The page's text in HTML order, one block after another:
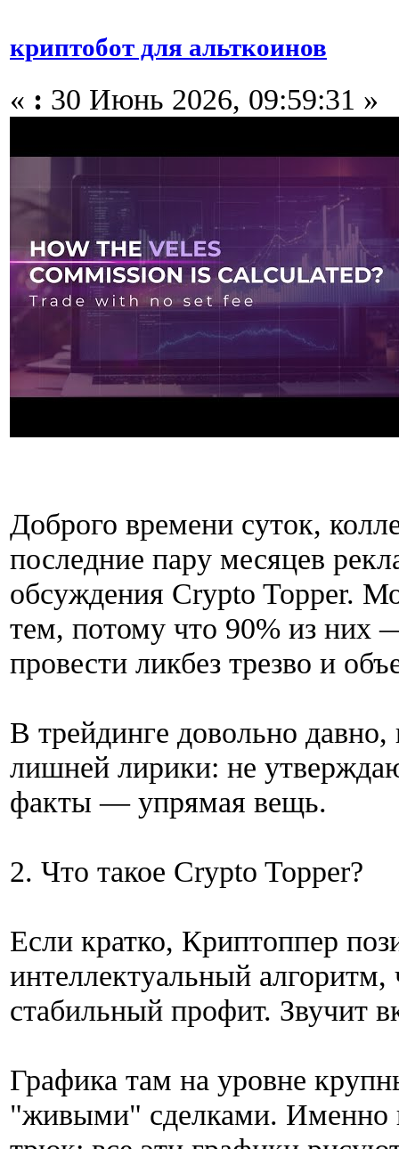
криптобот для альткоинов
« : 30 Июнь 2026, 09:59:31 »
Доброго времени суток,
последние пару месяцев
обсуждения Crypto Topper.
тем, потому что 90% из них
провести ликбез трезво и
В трейдинге довольно
лишней лирики: не
факты — упрямая вещь.
2. Что такое Crypto Topper?
Если кратко, Криптоппер
интеллектуальный алгоритм,
стабильный профит. Звучит
Графика там на уровне
"живыми" сделками. Именно